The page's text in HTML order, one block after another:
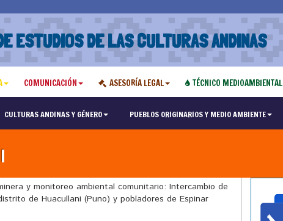
ESTUDIOS DE LAS CULTURAS ANDINAS
COMUNICACIÓN ASESORÍA LEGAL TÉCNICO MEDIOAMBIENTAL
CULTURAS ANDINAS Y GÉNERO PUEBLOS ORIGINARIOS Y MEDIO AMBIENTE
y monitoreo ambiental comunitario: Intercambio de
de Huacullani (Puno) y pobladores de Espinar